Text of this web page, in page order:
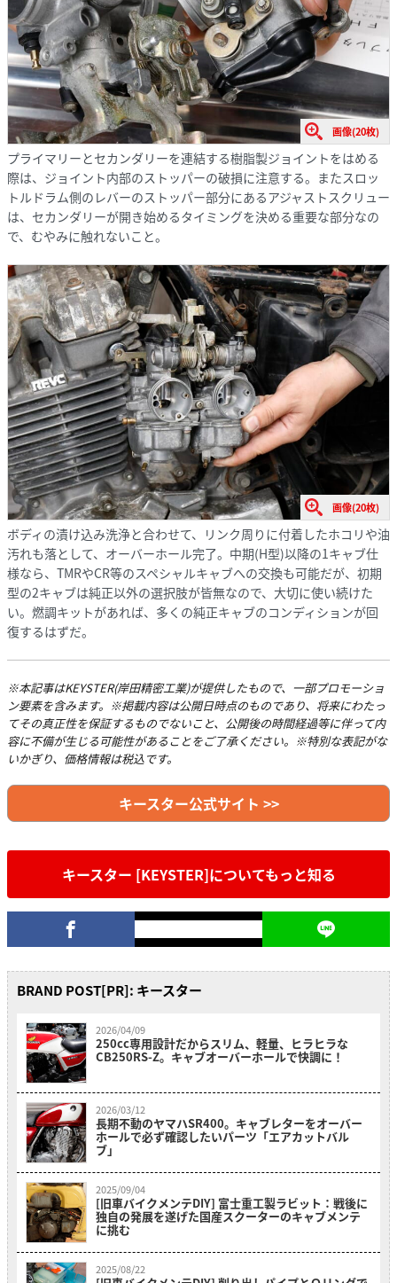
画像(20枚)
プライマリーとセカンダリーを連結する樹脂製ジョイントをはめる
際は、ジョイント内部のストッパーの破損に注意する。またスロッ
トルドラム側のレバーのストッパー部分にあるアジャストスクリュー
は、セカンダリーが開き始めるタイミングを決める重要な部分なの
で、むやみに触れないこと。
画像(20枚)
ボディの漬け込み洗浄と合わせて、リンク周りに付着したホコリや油
汚れも落として、オーバーホール完了。中期(H型)以降の1キャブ仕
様なら、TMRやCR等のスペシャルキャブへの交換も可能だが、初期
型の2キャブは純正以外の選択肢が皆無なので、大切に使い続けた
い。燃調キットがあれば、多くの純正キャブのコンディションが回
復するはずだ。
※本記事はKEYSTER(岸田精密工業)が提供したもので、一部プロモーショ
ン要素を含みます。※掲載内容は公開日時点のものであり、将来にわたっ
てその真正性を保証するものでないこと、公開後の時間経過等に伴って内
容に不備が生じる可能性があることをご了承ください。※特別な表記がな
いかぎり、価格情報は税込です。
キースター公式サイト >>
キースター [KEYSTER]についてもっと知る
BRAND POST[PR]: キースター
2026/04/09
250cc専用設計だからスリム、軽量、ヒラヒラな
CB250RS-Z。キャブオーバーホールで快調に！
2026/03/12
長期不動のヤマハSR400。キャブレターをオーバー
ホールで必ず確認したいパーツ「エアカットバル
ブ」
2025/09/04
[旧車バイクメンテDIY] 富士重工製ラビット：戦後に
独自の発展を遂げた国産スクーターのキャブメンテ
に挑む
2025/08/22